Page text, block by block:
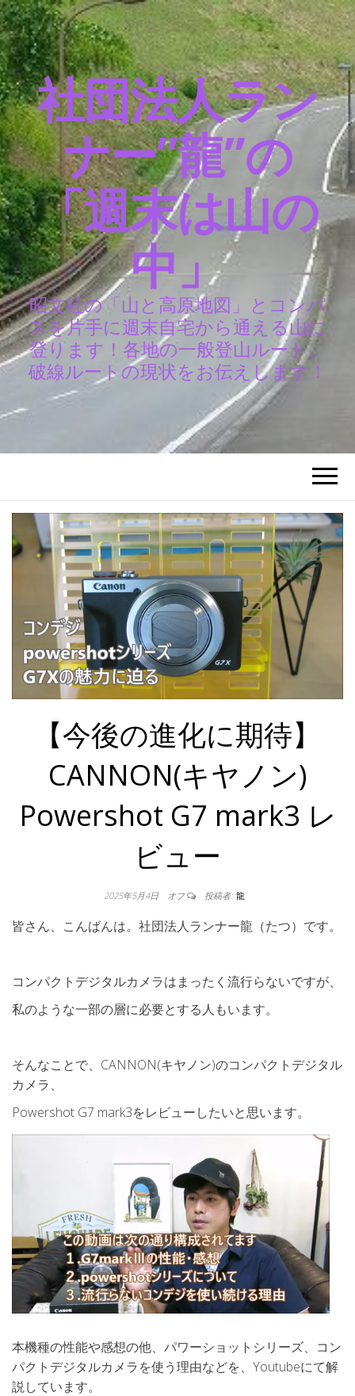
社団法人ラン
ナー”龍”の
「週末は山の
中」
昭文社の「山と高原地図」とコンパ
スを片手に週末自宅から通える山に
登ります！各地の一般登山ルート、
破線ルートの現状をお伝えします！
【今後の進化に期待】
CANNON(キヤノン)
Powershot G7 mark3 レ
ビュー
2025年5月4日 オフ 投稿者: 龍
皆さん、こんばんは。社団法人ランナー龍（たつ）です。
コンパクトデジタルカメラはまったく流行らないですが、
私のような一部の層に必要とする人もいます。
そんなことで、CANNON(キヤノン)のコンパクトデジタル
カメラ、
Powershot G7 mark3をレビューしたいと思います。
本機種の性能や感想の他、パワーショットシリーズ、コン
パクトデジタルカメラを使う理由などを、Youtubeにて解
説しています。